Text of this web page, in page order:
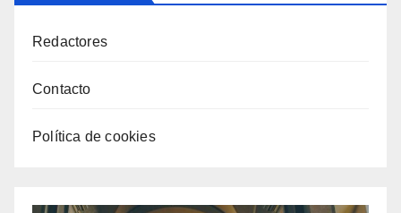
Redactores
Contacto
Política de cookies